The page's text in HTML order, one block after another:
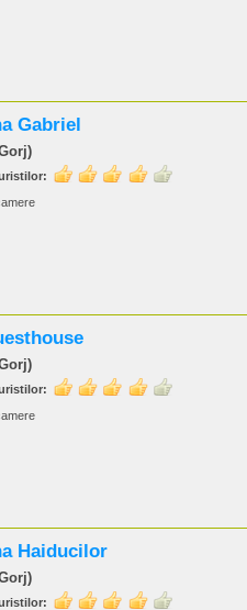
Gabriel
Haiducilor